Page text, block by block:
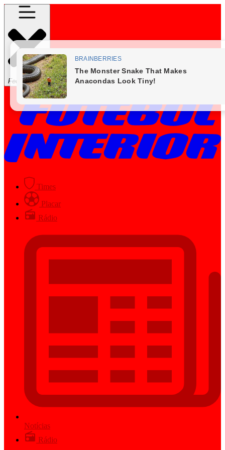
Fechar Menu
Times
Placar
Rádio
Notícias
Rádio